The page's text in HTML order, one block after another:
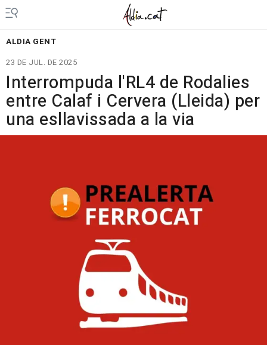
ALDIA GENT
23 DE JUL. DE 2025
Interrompuda l'RL4 de Rodalies
entre Calaf i Cervera (Lleida) per
una esllavissada a la via